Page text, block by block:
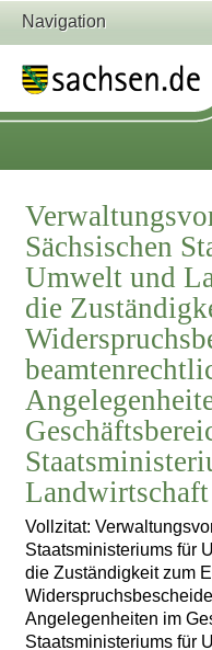
Navigation
Sächsischen
Umwelt und
die
Landwirtschaft
Vollzitat:
Staatsministeriums für
die Zuständigkeit zum
Angelegenheiten im
Staatsministeriums für